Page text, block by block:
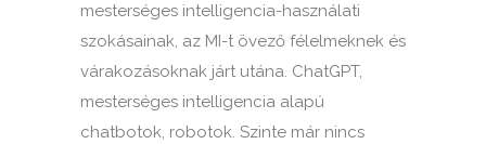
mesterséges intelligencia-használati
szokásainak, az MI-t övező félelmeknek és
várakozásoknak járt utána. ChatGPT,
mesterséges intelligencia alapú
chatbotok, robotok. Szinte már nincs